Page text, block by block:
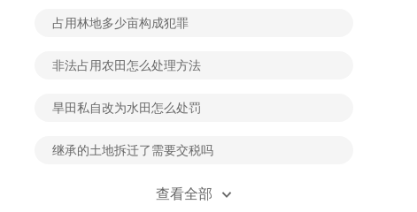
占用林地多少亩构成犯罪
非法占用农田怎么处理方法
旱田私自改为水田怎么处罚
继承的土地拆迁了需要交税吗
私自开荒草原40亩够判几年
查看全部